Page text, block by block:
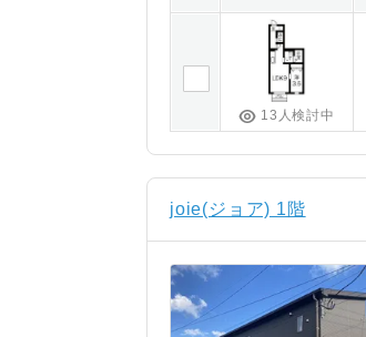
13人検討中
joie(ジョア) 1階